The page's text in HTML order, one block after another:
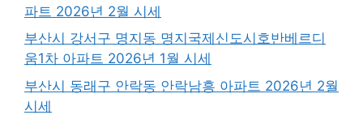
파트 2026년 2월 시세
부산시 강서구 명지동 명지국제신도시호반베르디
움1차 아파트 2026년 1월 시세
부산시 동래구 안락동 안락남흥 아파트 2026년 2월
시세